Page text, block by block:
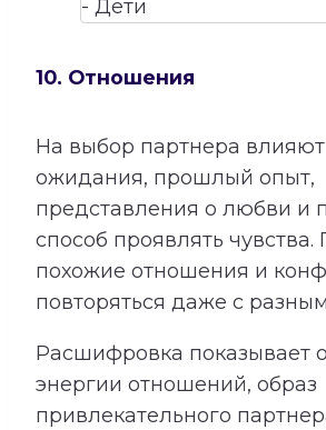
10. Отношения
На выбор партнера
ожидания, прошлый опыт,
представления о любви и
способ проявлять чувства.
похожие отношения и
повторяться даже с
Расшифровка показывает
энергии отношений, образ
привлекательного